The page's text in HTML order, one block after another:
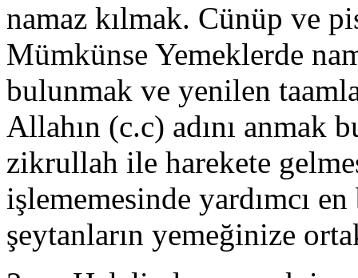
namaz kılmak. Cünüp ve
Mümkünse Yemeklerde
bulunmak ve yenilen
Allahın (c.c) adını anmak
zikrullah ile harekete
işlememesinde yardımcı
şeytanların yemeğinize